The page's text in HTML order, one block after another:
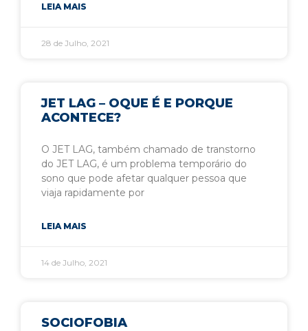
LEIA MAIS
28 de Julho, 2021
JET LAG – OQUE É E PORQUE
ACONTECE?
O JET LAG, também chamado de transtorno
do JET LAG, é um problema temporário do
sono que pode afetar qualquer pessoa que
viaja rapidamente por
LEIA MAIS
14 de Julho, 2021
SOCIOFOBIA